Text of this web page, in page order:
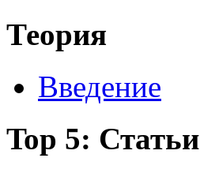
Теория
Введение
Top 5: Статьи